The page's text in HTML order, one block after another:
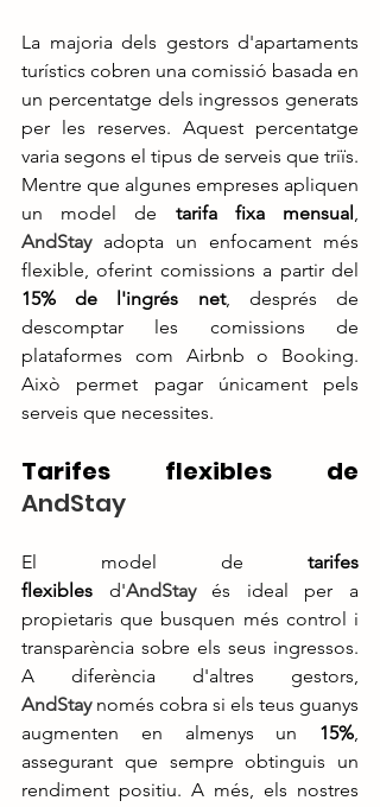
La majoria dels gestors d'apartaments
turístics cobren una comissió basada en
un percentatge dels ingressos generats
per les reserves. Aquest percentatge
varia segons el tipus de serveis que triïs.
Mentre que algunes empreses apliquen
un model de tarifa fixa mensual
AndStay adopta un enfocament més
15% de l'ingrés net, després de
descomptar les comissions de
plataformes com Airbnb o Booking.
Això permet pagar únicament pels
serveis que necessites.
AndStay
El model de tarifes
flexibles d'AndStay és ideal per a
propietaris que busquen més control i
transparència sobre els seus ingressos.
AndStay només cobra si els teus guanys
augmenten en almenys un 15%,
assegurant que sempre obtinguis un
rendiment positiu. A més, els nostres